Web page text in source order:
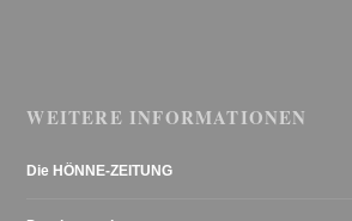
WEITERE INFORMATIONEN
Die HÖNNE-ZEITUNG